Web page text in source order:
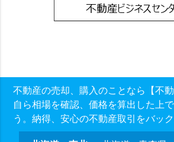
不動産の売却、購入のことなら【不動
自ら相場を確認、価格を算出した上
う。納得、安心の不動産取引をバック